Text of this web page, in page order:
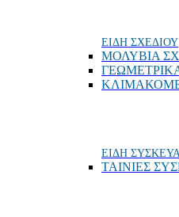
ΕΙΔΗ ΣΧΕΔΙΟΥ
ΜΟΛΥΒΙΑ
ΕΙΔΗ
ΤΑΙΝΙΕΣ